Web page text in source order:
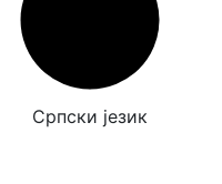
Српски језик